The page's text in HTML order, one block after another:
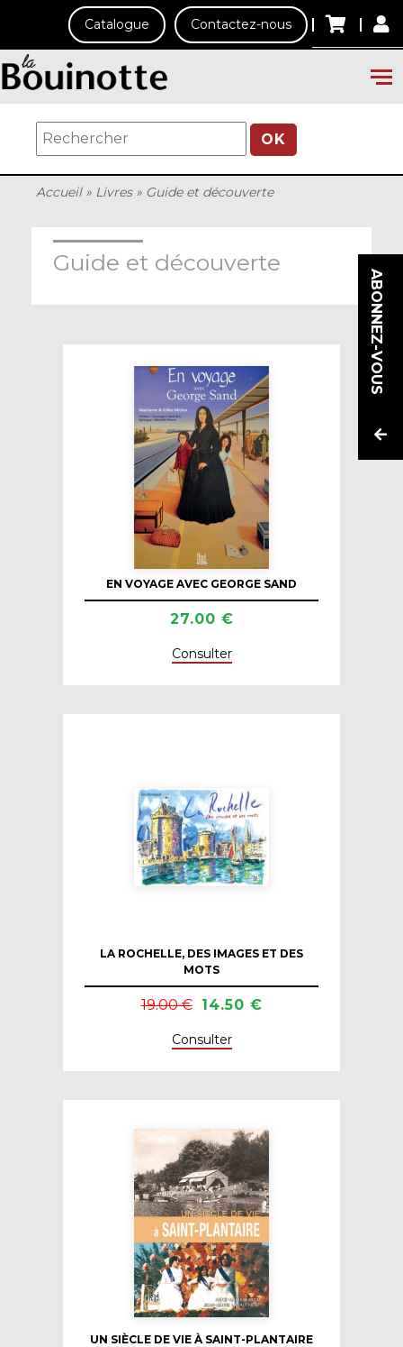
Catalogue Contactez-nous
OK
Accueil» Livres» Guide et découverte
ABONNEZ-VOUS
Guide et découverte
EN VOYAGE AVEC GEORGE SAND
27.00 €
Consulter
LA ROCHELLE, DES IMAGES ET DES
MOTS
19.00 € 14.50 €
Consulter
UN SIÈCLE DE VIE À SAINT-PLANTAIRE